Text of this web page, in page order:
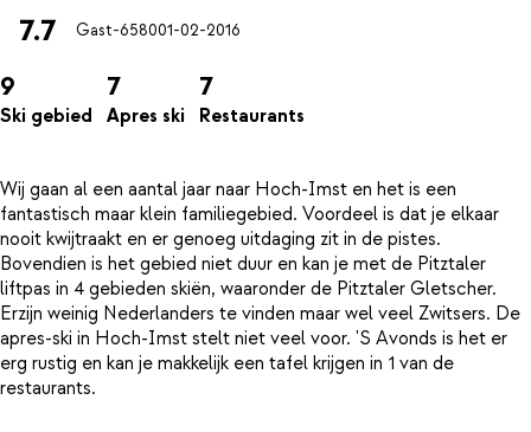
7.7 Gast-658001-02-2016
9
Ski gebied
7
Apres ski
7
Restaurants
Wij gaan al een aantal jaar naar Hoch-Imst en het is een
fantastisch maar klein familiegebied. Voordeel is dat je elkaar
nooit kwijtraakt en er genoeg uitdaging zit in de pistes.
Bovendien is het gebied niet duur en kan je met de Pitztaler
liftpas in 4 gebieden skiën, waaronder de Pitztaler Gletscher.
Erzijn weinig Nederlanders te vinden maar wel veel Zwitsers. De
apres-ski in Hoch-Imst stelt niet veel voor. 'S Avonds is het er
erg rustig en kan je makkelijk een tafel krijgen in 1 van de